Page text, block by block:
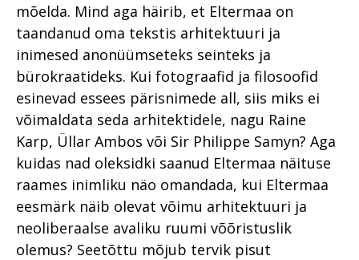
mõelda. Mind aga häirib, et Eltermaa on
taandanud oma tekstis arhitektuuri ja
inimesed anonüümseteks seinteks ja
bürokraatideks. Kui fotograafid ja filosoofid
esinevad essees pärisnimede all, siis miks ei
võimaldata seda arhitektidele, nagu Raine
Karp, Üllar Ambos või Sir Philippe Samyn? Aga
kuidas nad oleksidki saanud Eltermaa näituse
raames inimliku näo omandada, kui Eltermaa
eesmärk näib olevat võimu arhitektuuri ja
neoliberaalse avaliku ruumi võõristuslik
olemus? Seetõttu mõjub tervik pisut